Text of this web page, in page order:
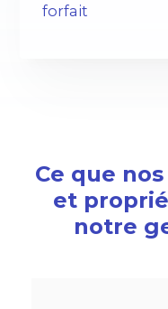
forfait
Ce que
et
notre